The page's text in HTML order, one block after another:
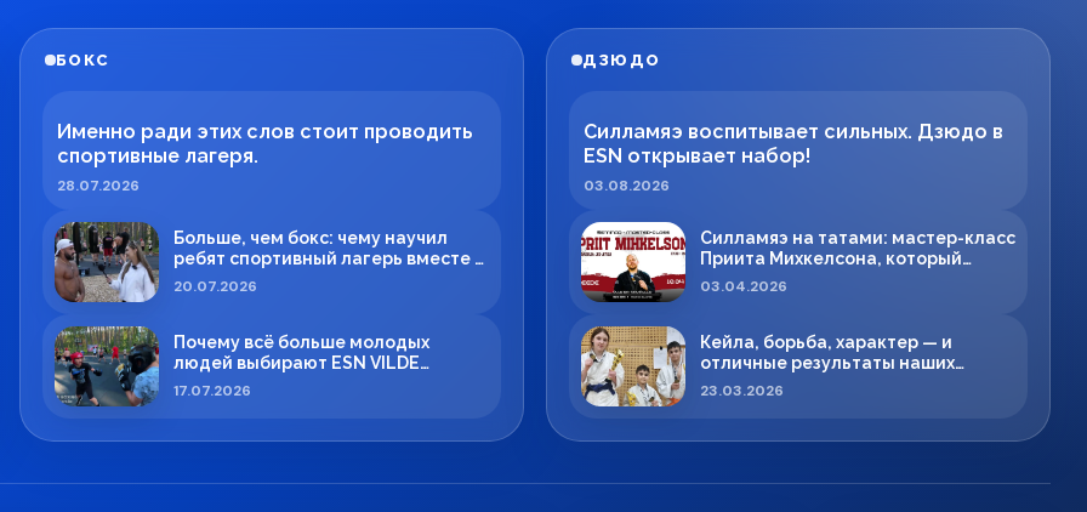
БОКС
Именно ради этих слов стоит проводить
спортивные лагеря.
28.07.2026
Больше, чем бокс: чему научил
ребят спортивный лагерь вместе с
Максимом Вильде
20.07.2026
Почему всё больше молодых
людей выбирают ESN VILDE
BOXING в Силламяэ?
17.07.2026
ДЗЮДО
Силламяэ воспитывает сильных. Дзюдо в
ESN открывает набор!
03.08.2026
Силламяэ на татами: мастер-класс
Приита Михкелсона, который
меняет правила игры в регионе
03.04.2026
Кейла, борьба, характер — и
отличные результаты наших
спортсменов!
23.03.2026